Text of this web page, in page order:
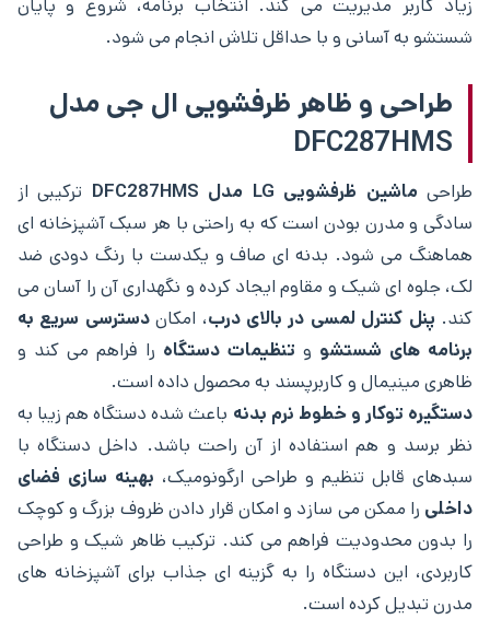
زیاد کاربر مدیریت می‌ کند. انتخاب برنامه، شروع و پایان
شستشو به آسانی و با حداقل تلاش انجام می‌ شود.
طراحی و ظاهر ظرفشویی ال جی مدل
DFC287HMS
طراحی ماشین ظرفشویی LG مدل DFC287HMS
ترکیبی از
سادگی و مدرن بودن است که به راحتی با هر سبک آشپزخانه ‌ای
هماهنگ می ‌شود. بدنه‌ ای صاف و یکدست با رنگ دودی ضد
لک، جلوه ‌ای شیک و مقاوم ایجاد کرده و نگهداری آن را آسان می
‌کند. پنل کنترل لمسی در بالای درب، امکاندسترسی سریع به
برنامه‌ های شستشو و تنظیمات دستگاه را فراهم می ‌کند و
ظاهری مینیمال و کاربرپسند به محصول داده است.
دستگیره توکار و خطوط نرم بدنه باعث شده دستگاه هم زیبا به
نظر برسد و هم استفاده از آن راحت باشد. داخل دستگاه با
سبدهای قابل تنظیم و طراحی ارگونومیک، بهینه ‌سازی فضای
داخلی را ممکن می ‌سازد و امکان قرار دادن ظروف بزرگ و کوچک
را بدون محدودیت فراهم می ‌کند. ترکیب ظاهر شیک و طراحی
کاربردی، این دستگاه را به گزینه‌ ای جذاب برای آشپزخانه ‌های
مدرن تبدیل کرده است.